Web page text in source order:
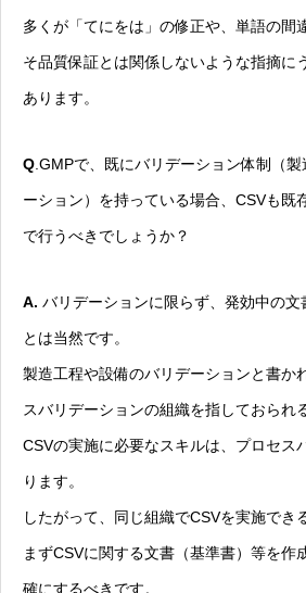
多くが「てにをは」の修正や、単語の間
そ品質保証とは関係しないような指摘に
あります。
Q .GMPで、既にバリデーション体制（
ーション）を持っている場合、CSVも既
で行うべきでしょうか？
A. バリデーションに限らず、発効中の文
とは当然です。
製造工程や設備のバリデーションと書か
スバリデーションの組織を指しておられ
CSVの実施に必要なスキルは、プロセス
ります。
したがって、同じ組織でCSVを実施でき
まずCSVに関する文書（基準書）等を作
確にするべきです。